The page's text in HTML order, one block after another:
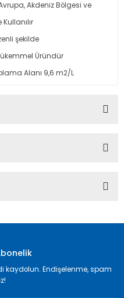
Akdeniz Bölgesi ve
Kullanılır
şekilde
Üründür
Alanı 9,6 m2/L
ederiz.
görüntülenemiyor.
kaydolun. Endişelenme, spam